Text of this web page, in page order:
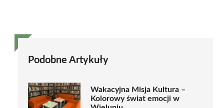
Podobne Artykuły
Wakacyjna Misja Kultura –
Kolorowy świat emocji w